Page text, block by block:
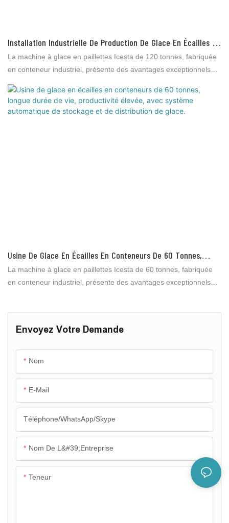
Envoyez Votre Demande
Nom
E-Mail
Téléphone/WhatsApp/Skype
Nom De L&#39;entreprise
Teneur
Installation Industrielle De Production De Glace En Écailles En
Conteneurs De 120 Tonnes, Longue Durée De Vie, Économie
D'énergie Grâce À Son Système De Râteau Automatique.
La machine à glace en paillettes Icesta de 120 tonnes, fabriquée
en conteneur industriel, présente des avantages exceptionnels
termes de performance, de qualité et d'esthétique, ce qui lui vaut
une excellente réputation. Brother Ice System a tiré les leçons
Usine De Glace En Écailles En Conteneurs De 60 Tonnes,
Longue Durée De Vie, Productivité Élevée, Avec Système
Automatique De Stockage Et De Distribution De Glace.
La machine à glace en paillettes Icesta de 60 tonnes, fabriquée
en conteneur industriel, présente des avantages exceptionnels
des défauts de ses produits précédents et les améliore
tonnes peuvent être personnalisées selon vos besoins.